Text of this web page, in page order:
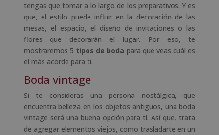
tengas que tomar a lo largo de los preparativos. Y es
que, el estilo puede influir en la decoración de las
mesas, el espacio, el diseño de invitaciones o las
flores que decorarán el lugar. Por eso, te
mostraremos 5 tipos de boda para que veas cuál es
el más acorde para ti.
Boda vintage
Si te consideras una persona nostálgica, que
encuentra belleza en los objetos antiguos, una boda
vintage será una buena opción para ti. Así que, trata
de agregar elementos viejos, como trasladarte en un